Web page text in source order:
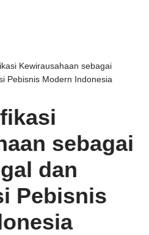
Kewirausahaan sebagai
Pebisnis Modern Indonesia
sebagai
dan
Pebisnis